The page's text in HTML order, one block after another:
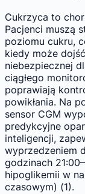
Cukrzyca to
Pacjenci muszą
poziomu cukru,
kiedy może
niebezpiecznej
ciągłego
poprawiają
powikłania. Na
sensor CGM
predykcyjne
inteligencji,
wyprzedzeniem
godzinach
hipoglikemii w
czasowym) (1).